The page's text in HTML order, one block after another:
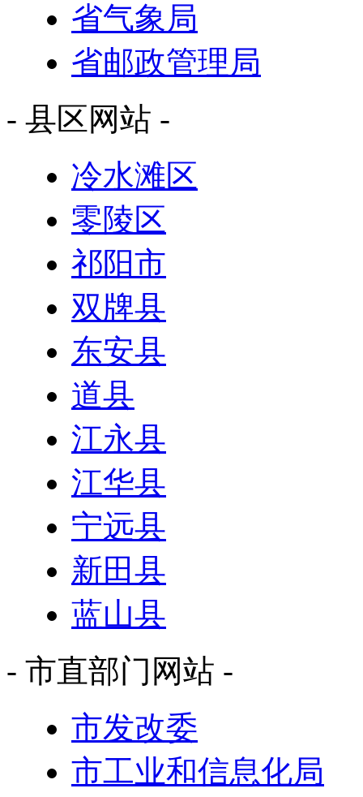
省气象局
省邮政管理局
- 县区网站 -
冷水滩区
零陵区
祁阳市
双牌县
东安县
道县
江永县
江华县
宁远县
新田县
蓝山县
- 市直部门网站 -
市发改委
市工业和信息化局